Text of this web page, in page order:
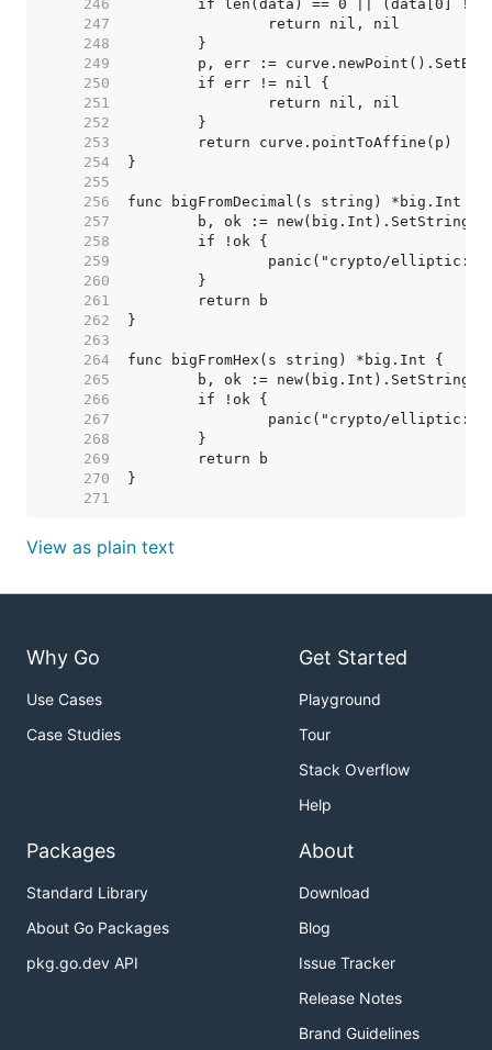
   246
   247
   248
   249
   250
   251
   252
   253
   254
   255
   256
   257
   258
   259
   260
   261
   262
   263
   264
   265
   266
   267
   268
   269
   270
   271
View as plain text
Why Go
Use Cases
Case Studies
Get Started
Playground
Tour
Stack Overflow
Help
Packages
Standard Library
About Go Packages
pkg.go.dev API
About
Download
Blog
Issue Tracker
Release Notes
Brand Guidelines